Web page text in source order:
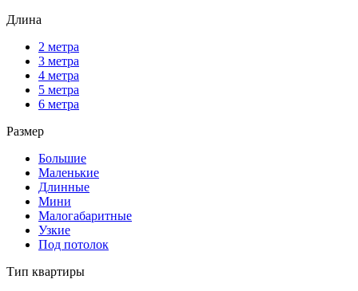
Длина
2 метра
3 метра
4 метра
5 метра
6 метра
Размер
Большие
Маленькие
Длинные
Мини
Малогабаритные
Узкие
Под потолок
Тип квартиры